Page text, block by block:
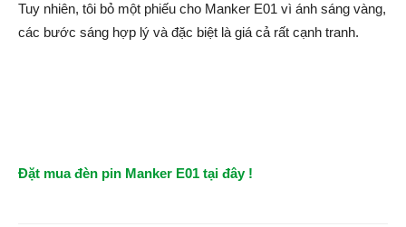
Tuy nhiên, tôi bỏ một phiếu cho Manker E01 vì ánh sáng vàng,
các bước sáng hợp lý và đặc biệt là giá cả rất cạnh tranh.
Đặt mua đèn pin Manker E01 tại đây !